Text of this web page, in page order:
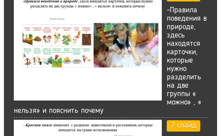
-Правила
поведения в
природе,
здесь
находятся
карточки,
которые
нужно
разделить
на две
группы «
можно» , «
нельзя» и пояснить почему
7 слайд